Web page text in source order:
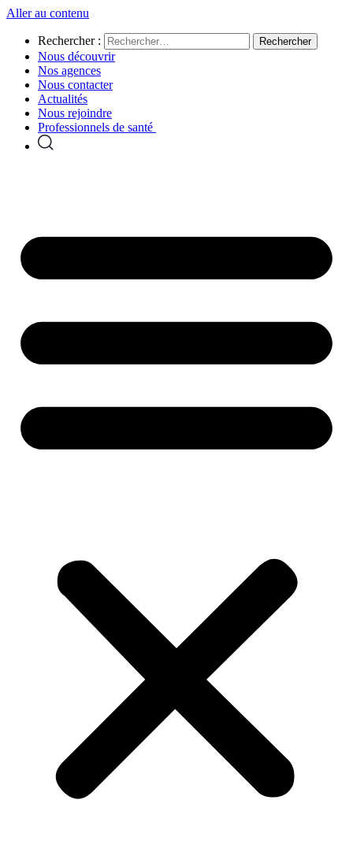
Aller au contenu
Rechercher :
Nous découvrir
Nos agences
Nous contacter
Actualités
Nous rejoindre
Professionnels de santé